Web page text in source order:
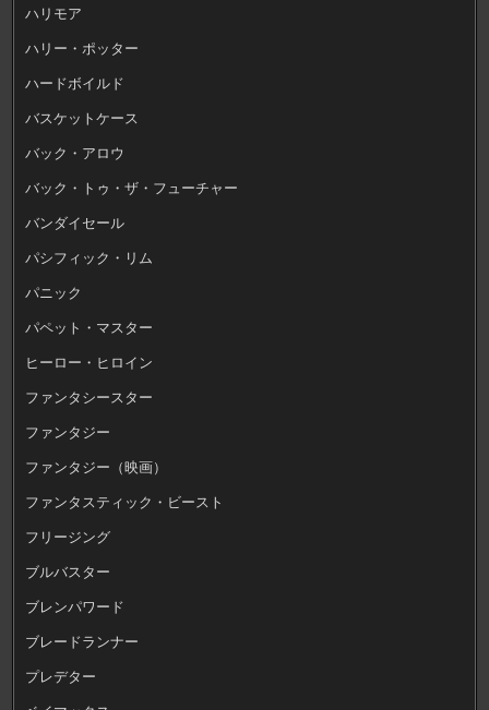
ハリモア
ハリー・ポッター
ハードボイルド
バスケットケース
バック・アロウ
バック・トゥ・ザ・フューチャー
バンダイセール
パシフィック・リム
パニック
パペット・マスター
ヒーロー・ヒロイン
ファンタシースター
ファンタジー
ファンタジー（映画）
ファンタスティック・ビースト
フリージング
ブルバスター
ブレンパワード
ブレードランナー
プレデター